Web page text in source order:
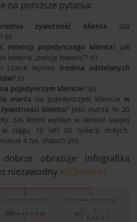
na poniższe pytania:
żywotność klienta dla
(t)
retencji pojedynczego klienta? Jak
kolejną „porcję towaru”? (r)
czasie wynosi średnia udzielanych
? (i)
pojedynczym kliencie? (p)
marża na pojedynczym kliencie w
klienta? Jeśli marża to 20
zaś klient wydaje w okresie swojej
ciągu 10 lat) 20 tysięcy złotych,
4 tys. złotych (m)
dobrze obrazuje infografika
niezawodny KISSmetric: